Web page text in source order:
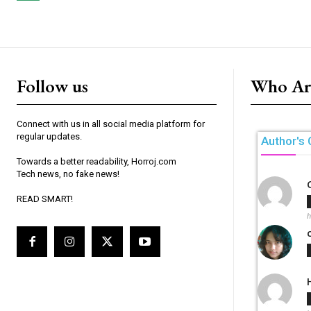
Follow us
Connect with us in all social media platform for
regular updates.
Towards a better readability, Horroj.com
Tech news, no fake news!
READ SMART!
Who
Author's